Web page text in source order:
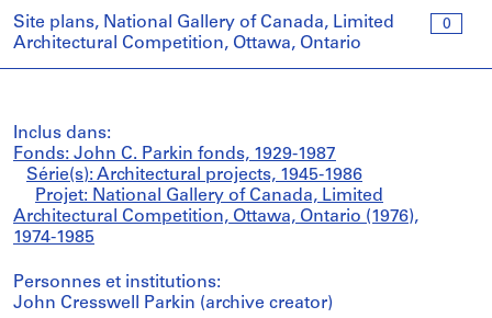
0
Site plans, National Gallery of Canada, Limited
Architectural Competition, Ottawa, Ontario
Inclus dans:
Fonds: John C. Parkin fonds, 1929-1987
Série(s): Architectural projects, 1945-1986
Projet: National Gallery of Canada, Limited
Architectural Competition, Ottawa, Ontario (1976),
1974-1985
Personnes et institutions:
John Cresswell Parkin (archive creator)